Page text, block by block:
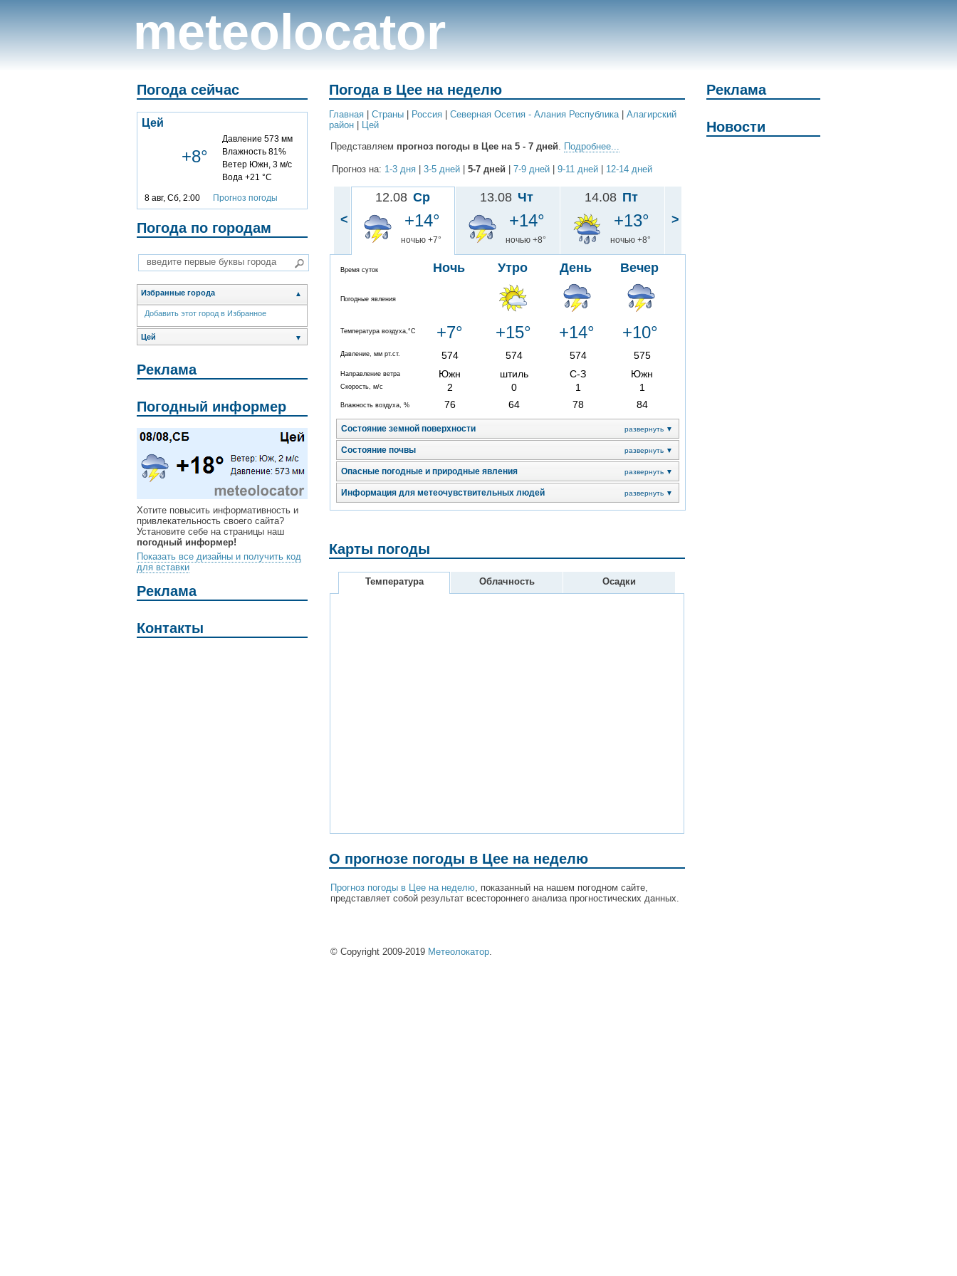
meteolocator
Погода сейчас
Цей
+8°
Давление 573 мм
Влажность 81%
Ветер Южн, 3 м/с
Вода +21 °C
8 авг, Сб, 2:00 Прогноз погоды
Погода по городам
Избранные города ▲
Добавить этот город в Избранное
Цей ▼
Реклама
Погодный информер
Хотите повысить информативность и
привлекательность своего сайта?
Установите себе на страницы наш
погодный информер!
Показать все дизайны и получить код
для вставки
Реклама
Контакты
Погода в Цее на неделю
Главная Cтраны Россия Северная Осетия - Алания Республика| Алагирский
район
Цей
Представляем прогноз погоды в Цее на 5 - 7 дней. Подробнее...
Прогноз на: 1-3 дня 3-5 дней 5-7 дней 7-9 дней 9-11 дней 12-14 дней
<
12.08 Ср
+14°
ночью +7°
Время суток Ночь Утро День Вечер
Погодные явления
Температура воздуха,°C +7° +15° +14° +10°
Давление, мм рт.ст. 574 574 574 575
Направление ветра Южн штиль С-З Южн
Скорость, м/с 2 0 1 1
Влажность воздуха, % 76 64 78 84
Состояние земной поверхности развернуть ▼
Состояние почвы развернуть ▼
Опасные погодные и природные явления развернуть ▼
Информация для метеочувствительных людей развернуть ▼
13.08 Чт
+14°
ночью +8°
14.08 Пт
+13°
ночью +8°
>
Карты погоды
Температура Облачность Осадки
О прогнозе погоды в Цее на неделю
Прогноз погоды в Цее на неделю , показанный на нашем погодном сайте,
представляет собой результат всестороннего анализа прогностических данных.
© Copyright 2009-2019 Метеолокатор
Реклама
Новости